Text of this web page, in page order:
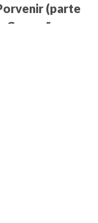
(parte